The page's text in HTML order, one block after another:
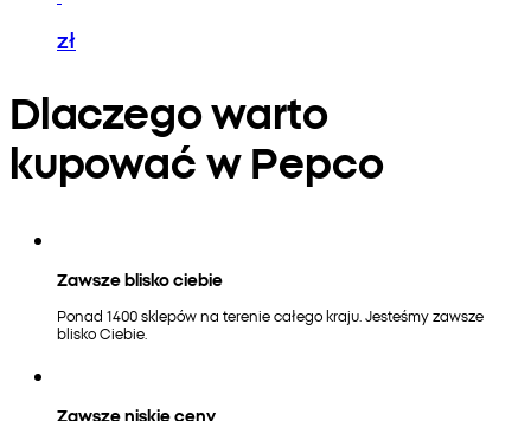
zł
Dlaczego warto
kupować w Pepco
Zawsze blisko ciebie
Ponad 1400 sklepów na terenie całego kraju. Jesteśmy zawsze
blisko Ciebie.
Zawsze niskie ceny